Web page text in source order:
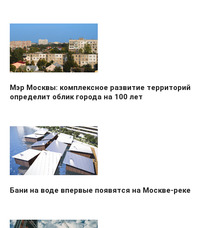
Мэр Москвы: комплексное развитие территорий
определит облик города на 100 лет
Бани на воде впервые появятся на Москве-реке